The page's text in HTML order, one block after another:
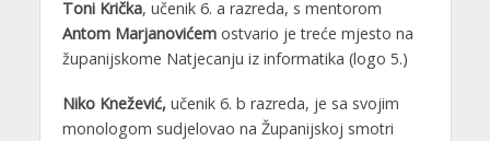
Toni Krička, učenik 6. a razreda, s mentorom
Antom Marjanovićemostvario je treće mjesto na
županijskome Natjecanju iz informatika (logo 5.)
Niko Knežević, učenik 6. b razreda, je sa svojim
monologom sudjelovao na Županijskoj smotri